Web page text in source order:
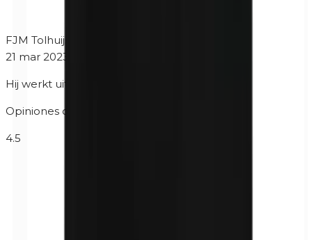
FJM Tolhuijs
21 mar 2023
Hij werkt uitstekend
Opiniones de clientes
4.5